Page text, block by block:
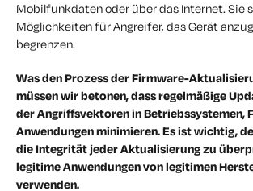
Mobilfunkdaten oder über das Internet. Sie
Möglichkeiten für Angreifer, das Gerät
begrenzen.
Was den Prozess der Firmware-
müssen wir betonen, dass regelmäßige
der Angriffsvektoren in Betriebssystemen,
Anwendungen minimieren. Es ist wichtig,
die Integrität jeder Aktualisierung zu
legitime Anwendungen von legitimen
verwenden.